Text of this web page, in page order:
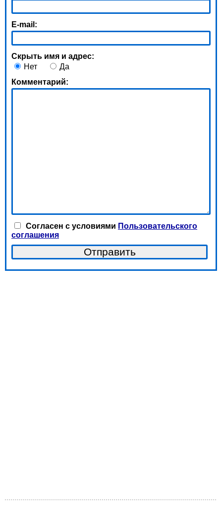
E-mail:
Скрыть имя и адрес:
Нет
Да
Комментарий:
Согласен с условиями Пользовательского
соглашения